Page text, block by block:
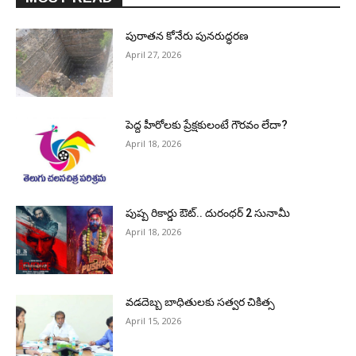
పురాత‌న కోనేరు పున‌రుద్ధ‌ర‌ణ
April 27, 2026
పెద్ద హీరోల‌కు ప్రేక్ష‌కులంటే గౌర‌వం లేదా?
April 18, 2026
పుష్ప రికార్డు ఔట్‌.. దురంధ‌ర్ 2 సునామీ
April 18, 2026
వడదెబ్బ బాధితులకు సత్వర చికిత్స
April 15, 2026